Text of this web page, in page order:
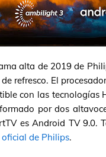
alta de 2019 de
refresco. El
con las tecnologías
por dos
es Android TV 9.0.
de Philips.